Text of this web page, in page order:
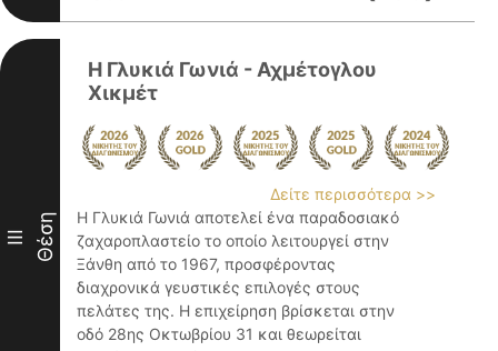
III Θέση
Η Γλυκιά Γωνιά - Αχμέτογλου
Χικμέτ
Δείτε περισσότερα >>
Η Γλυκιά Γωνιά αποτελεί ένα παραδοσιακό
ζαχαροπλαστείο το οποίο λειτουργεί στην
Ξάνθη από το 1967, προσφέροντας
διαχρονικά γευστικές επιλογές στους
πελάτες της. Η επιχείρηση βρίσκεται στην
οδό 28ης Οκτωβρίου 31 και θεωρείται